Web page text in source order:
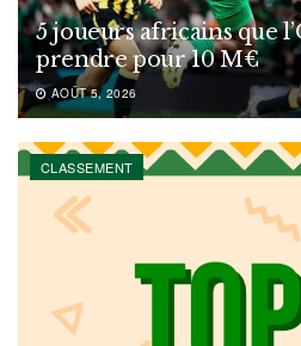
5 joueurs africains que
prendre pour 10 M€
AOÛT 5, 2026
CLASSEMENT